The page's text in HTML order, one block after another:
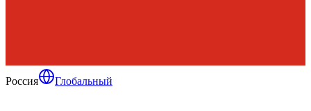
Россия Глобальный